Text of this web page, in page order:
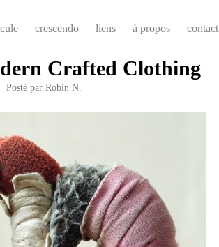
crescendo liens à propos contact
Crafted Clothing
Posté par Robin N.